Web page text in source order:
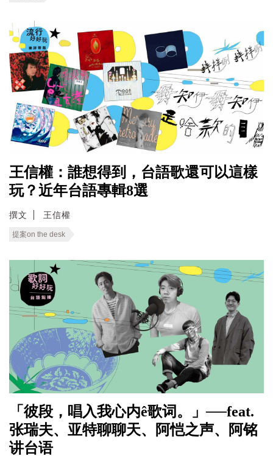
王信權：誰想得到，台語歌還可以這樣
玩？近年台語專輯8選
撰文 王信權
提案on the desk
「彼段，唱入我心内ê歌词。」──feat.
张瑞夫、亚特聊聊天、阿恺之声、阿铭
讲台语